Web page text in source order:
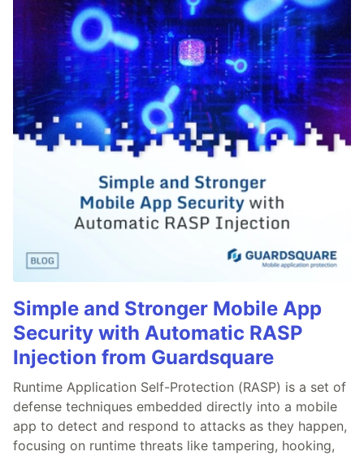
Simple and Stronger Mobile App
Security with Automatic RASP
Injection from Guardsquare
Runtime Application Self-Protection (RASP) is a set of
defense techniques embedded directly into a mobile
app to detect and respond to attacks as they happen,
focusing on runtime threats like tampering, hooking,